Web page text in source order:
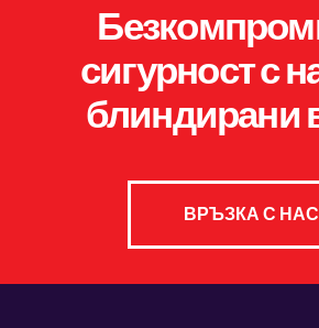
сигурност с
блиндирани
ВРЪЗКА С НАС